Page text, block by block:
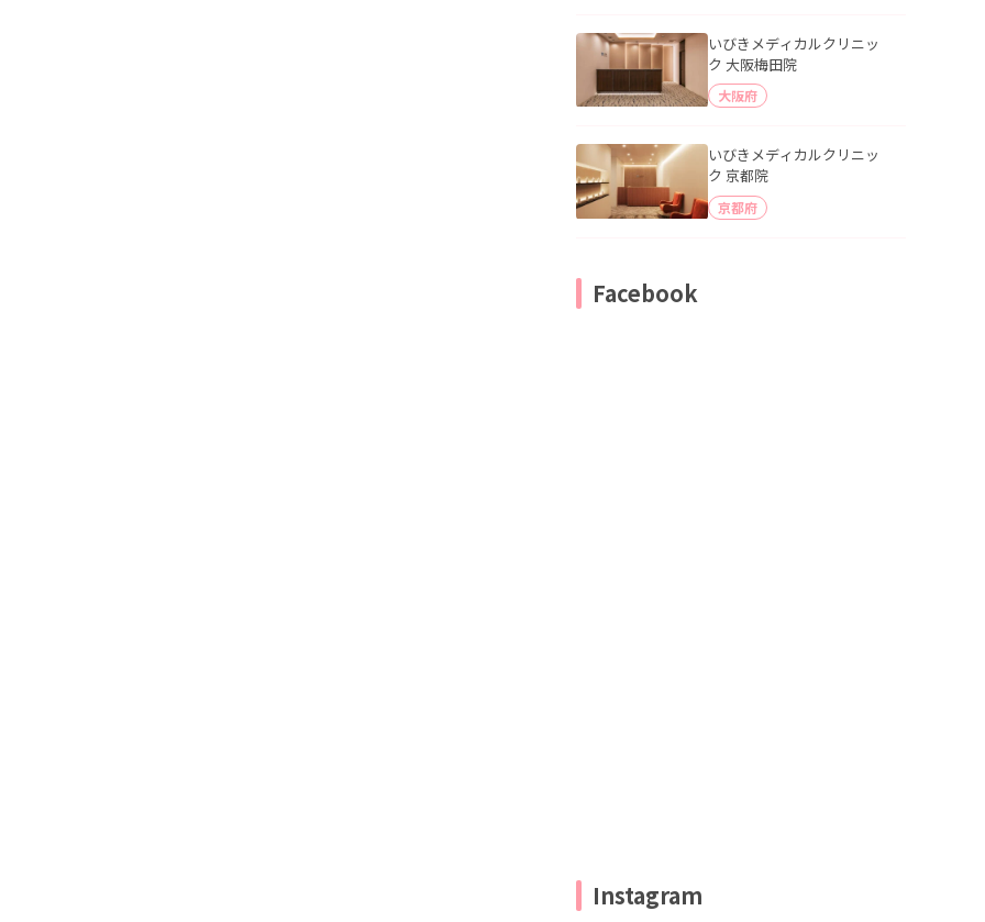
いびきメディカルクリニッ
ク 大阪梅田院
大阪府
いびきメディカルクリニッ
ク 京都院
京都府
Facebook
Instagram